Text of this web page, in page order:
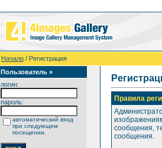
Начало / Регистрация
Пользователь »
логин:
пароль:
автоматический вход
при следующем
посещении.
Правила
сообщения,
сообщения.